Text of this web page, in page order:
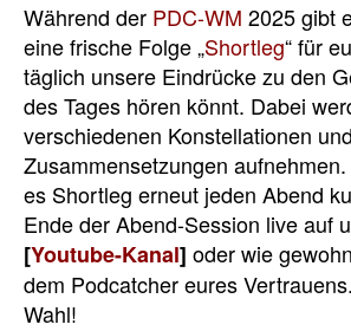
Während der PDC-WM 2025 gibt
eine frische Folge „Shortleg“ für
täglich unsere Eindrücke zu den
des Tages hören könnt. Dabei
verschiedenen Konstellationen und
Zusammensetzungen
es Shortleg erneut jeden Abend
Ende der Abend-Session live auf
[Youtube-Kanal] oder wie
dem Podcatcher eures
Wahl!